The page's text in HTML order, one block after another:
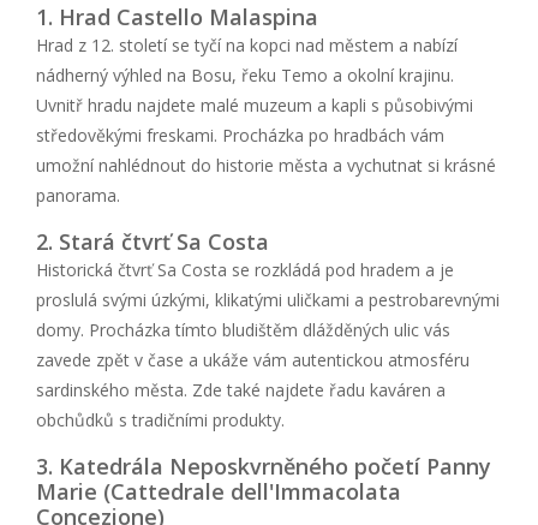
1. Hrad Castello Malaspina
Hrad z 12. století se tyčí na kopci nad městem a nabízí
nádherný výhled na Bosu, řeku Temo a okolní krajinu.
Uvnitř hradu najdete malé muzeum a kapli s působivými
středověkými freskami. Procházka po hradbách vám
umožní nahlédnout do historie města a vychutnat si krásné
panorama.
2. Stará čtvrť Sa Costa
Historická čtvrť Sa Costa se rozkládá pod hradem a je
proslulá svými úzkými, klikatými uličkami a pestrobarevnými
domy. Procházka tímto bludištěm dlážděných ulic vás
zavede zpět v čase a ukáže vám autentickou atmosféru
sardinského města. Zde také najdete řadu kaváren a
obchůdků s tradičními produkty.
3. Katedrála Neposkvrněného početí Panny
Marie (Cattedrale dell'Immacolata
Concezione)